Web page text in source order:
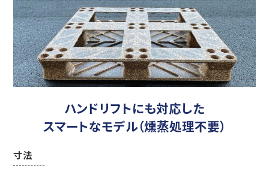
ハンドリフトにも対応した
スマートなモデル（燻蒸処理不要）
寸法